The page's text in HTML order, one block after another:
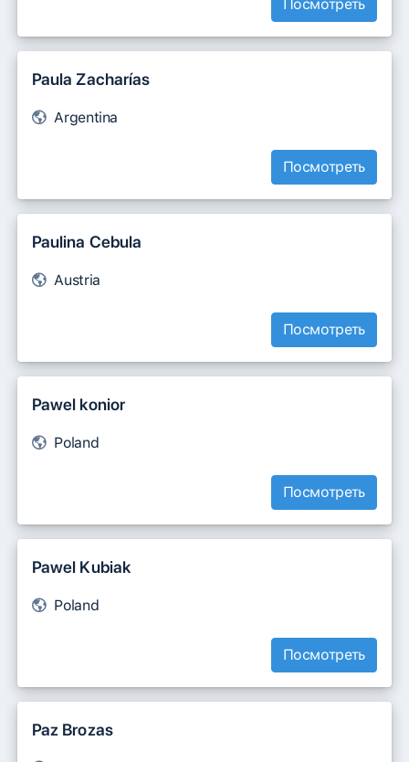
Посмотреть
Paula Zacharías
Argentina
Посмотреть
Paulina Cebula
Austria
Посмотреть
Pawel konior
Poland
Посмотреть
Pawel Kubiak
Poland
Посмотреть
Paz Brozas